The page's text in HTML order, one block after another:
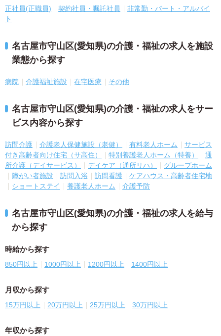
正社員(正職員) 契約社員・嘱託社員
非常勤・パート・アルバイ
ト
名古屋市守山区(愛知県)の介護・福祉の求人を施設
業態から探す
病院 介護福祉施設 在宅医療 その他
名古屋市守山区(愛知県)の介護・福祉の求人をサー
ビス内容から探す
訪問介護 介護老人保健施設（老健） 有料老人ホーム
サービス
付き高齢者向け住宅（サ高住）
特別養護老人ホーム（特養）
通
所介護（デイサービス）
デイケア（通所リハ）
グループホーム
障がい者施設
訪問入浴 訪問看護
ケアハウス・高齢者住宅地
ショートステイ
養護老人ホーム 介護予防
名古屋市守山区(愛知県)の介護・福祉の求人を給与
から探す
時給から探す
850円以上 1000円以上 1200円以上 1400円以上
月収から探す
15万円以上 20万円以上 25万円以上 30万円以上
年収から探す